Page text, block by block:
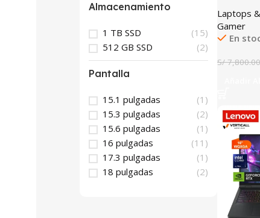
Almacenamiento
1 TB SSD
(15)
512 GB SSD
(2)
Pantalla
15.1 pulgadas
(1)
15.3 pulgadas
(2)
15.6 pulgadas
(1)
16 pulgadas
(11)
17.3 pulgadas
(1)
18 pulgadas
(2)
1TB SSD
WQXGA
(16IAX10)
Laptops
Gamer
En
S/7,800.00
SALE